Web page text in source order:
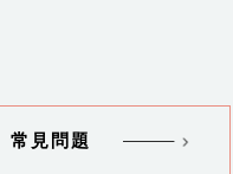
常見問題